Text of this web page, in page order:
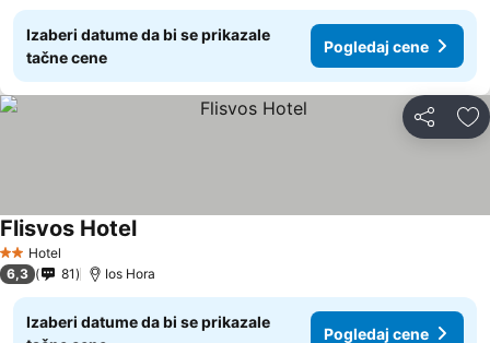
Izaberi datume da bi se prikazale
tačne cene
Pogledaj cene
Deli
2 Zvezdice
Hotel
Flisvos Hotel
6,3 81 Ios Hora
Izaberi datume da bi se prikazale
Pogledaj cene